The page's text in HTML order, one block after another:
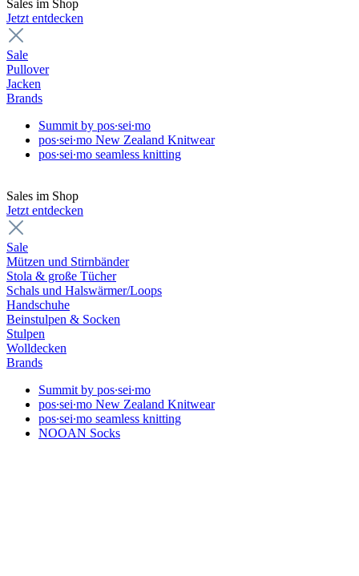
Sales im Shop
Jetzt entdecken
Sale
Pullover
Jacken
Brands
Summit by pos∙sei∙mo
pos∙sei∙mo New Zealand Knitwear
pos∙sei∙mo seamless knitting
Sales im Shop
Jetzt entdecken
Sale
Mützen und Stirnbänder
Stola & große Tücher
Schals und Halswärmer/Loops
Handschuhe
Beinstulpen & Socken
Stulpen
Wolldecken
Brands
Summit by pos∙sei∙mo
pos∙sei∙mo New Zealand Knitwear
pos∙sei∙mo seamless knitting
NOOAN Socks